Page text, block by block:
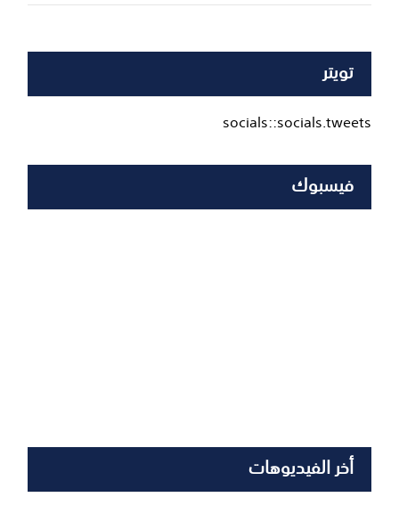
تويتر
socials::socials.tweets
فيسبوك
أخر الفيديوهات